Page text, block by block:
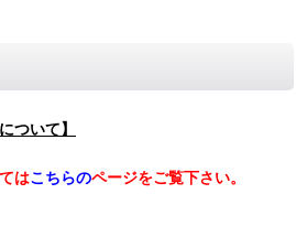
ついて】
はこちらのページをご覧下さい。